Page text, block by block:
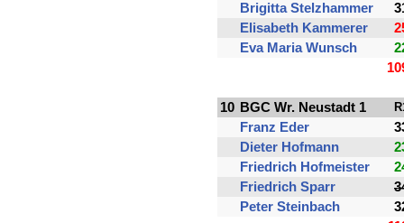
Brigitta Stelzhammer
Elisabeth Kammerer
Eva Maria Wunsch
10 BGC Wr. Neustadt 1
Franz Eder
Dieter Hofmann
Friedrich Hofmeister
Friedrich Sparr
Peter Steinbach